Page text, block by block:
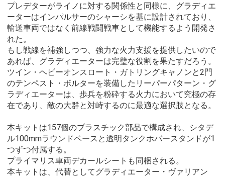
プレデターがライノに対する関係性と同様に、グラディエ
ーターはインパルサーのシャーシを基に設計されており、
輸送車両ではなく前線戦闘戦車として機能するよう開発さ
れた。
もし戦線を補強しつつ、強力な火力支援を提供したいので
あれば、グラディエーターは完璧な役割を果たすだろう。
ツイン・ヘビーオンスロート・ガトリングキャノンと2門
のテンペスト・ボルターを装備したリーパーパターン・グ
ラディエーターは、歩兵を粉砕する火力において究極の存
在であり、敵の大群と対峙するのに最適な選択肢となる。
本キットは157個のプラスチック部品で構成され、シタデ
ル100mmラウンドベースと透明タンクホバースタンドが1
つずつ付属する。
プライマリス車両デカールシートも同梱される。
本キットは、代替としてグラディエーター・ヴァリアン